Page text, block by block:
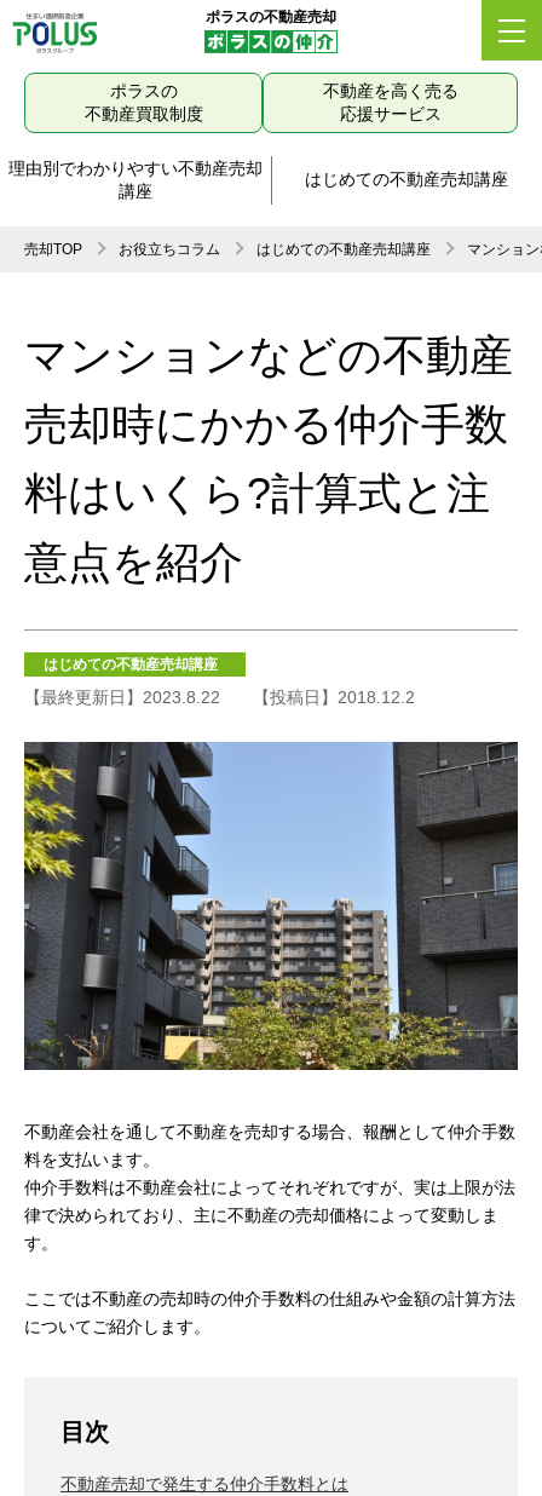
ポラスの不動産売却
ポラスの
不動産買取制度
不動産を高く売る
応援サービス
理由別でわかりやすい不動産売却
講座
はじめての不動産売却講座
売却TOP お役立ちコラム はじめての不動産売却講座 マンショ
マンションなどの不動産
売却時にかかる仲介手数
料はいくら?計算式と注
意点を紹介
はじめての不動産売却講座
【最終更新日】2023.8.22 【投稿日】2018.12.2
不動産会社を通して不動産を売却する場合、報酬として仲介手数
料を支払います。
仲介手数料は不動産会社によってそれぞれですが、実は上限が法
律で決められており、主に不動産の売却価格によって変動しま
す。
ここでは不動産の売却時の仲介手数料の仕組みや金額の計算方法
についてご紹介します。
目次
不動産売却で発生する仲介手数料とは